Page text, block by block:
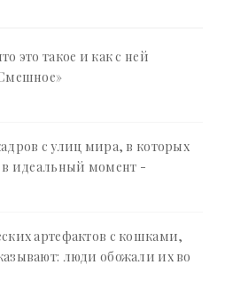
это такое и как с ней
с улиц мира, в которых
в идеальный момент -
артефактов с кошками,
люди обожали их во
- «Смешное»